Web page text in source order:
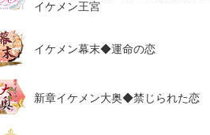
イケメン王宮
イケメン幕末◆運命の恋
新章イケメン大奥◆禁じられた恋